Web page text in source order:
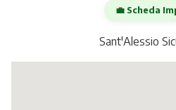
💼 Scheda
Sant'Alessio